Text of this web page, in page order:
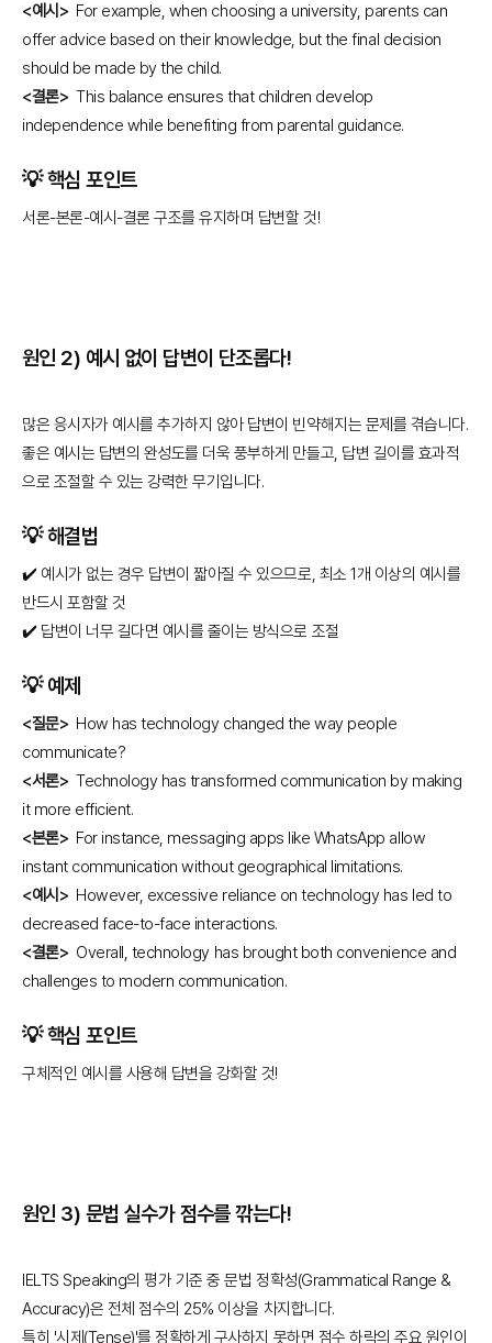
<예시>For example, when choosing a university, parents can
offer advice based on their knowledge, but the final decision
should be made by the child.
<결론> This balance ensures that children develop
independence while benefiting from parental guidance.
💡핵심 포인트
서론-본론-예시-결론 구조를 유지하며 답변할 것!
원인 2) 예시 없이 답변이 단조롭다!
많은 응시자가 예시를 추가하지 않아 답변이 빈약해지는 문제를 겪습니다.
좋은 예시는 답변의 완성도를 더욱 풍부하게 만들고, 답변 길이를 효과적
으로 조절할 수 있는 강력한 무기입니다.
💡해결법
✔️ 예시가 없는 경우 답변이 짧아질 수 있으므로, 최소 1개 이상의 예시를
반드시 포함할 것
✔️ 답변이 너무 길다면 예시를 줄이는 방식으로 조절
💡예제
<질문> How has technology changed the way people
communicate?
<서론>Technology has transformed communication by making
it more efficient.
<본론>For instance, messaging apps like WhatsApp allow
instant communication without geographical limitations.
<예시>However, excessive reliance on technology has led to
decreased face-to-face interactions.
<결론> Overall, technology has brought both convenience and
challenges to modern communication.
💡핵심 포인트
구체적인 예시를 사용해 답변을 강화할 것!
원인 3) 문법 실수가 점수를 깎는다!
IELTS Speaking의 평가 기준 중 문법 정확성(Grammatical Range &
Accuracy)은 전체 점수의 25% 이상을 차지합니다.
특히 '시제(Tense)'를 정확하게 구사하지 못하면 점수 하락의 주요 원인이